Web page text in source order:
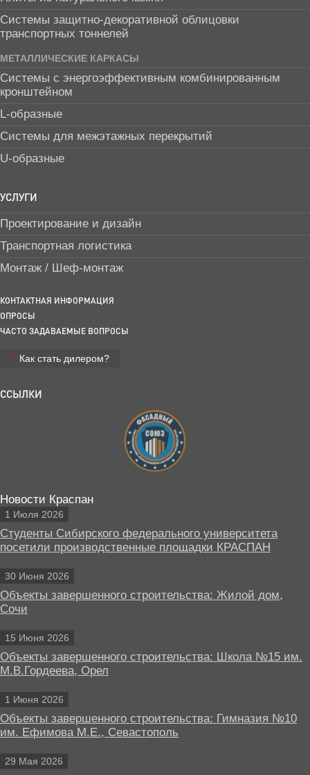
Системы защитно-декоративной облицовки
транспортных тоннелей
МЕТАЛЛИЧЕСКИЕ КАРКАСЫ
Системы с энергоэффективным комбинированным
кронштейном
L-образные
Системы для межэтажных перекрытий
U-образные
УСЛУГИ
Проектирование и дизайн
Транспортная логистика
Монтаж / Шеф-монтаж
КОНТАКТНАЯ ИНФОРМАЦИЯ
ОПРОСЫ
ЧАСТО ЗАДАВАЕМЫЕ ВОПРОСЫ
Как стать дилером?
ССЫЛКИ
Новости Краспан
1 Июля 2026
Студенты Сибирского федерального университета
посетили производственные площадки КРАСПАН
30 Июня 2026
Объекты завершенного строительства: Жилой дом,
Сочи
15 Июня 2026
Объекты завершенного строительства: Школа №15 им.
М.В.Гордеева, Орел
1 Июня 2026
Объекты завершенного строительства: Гимназия №10
им. Ефимова М.Е., Севастополь
29 Мая 2026